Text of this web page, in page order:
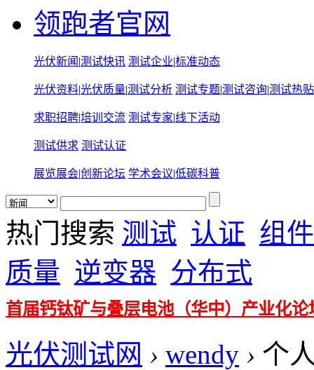
领跑者官网
光伏新闻 |测试快讯 测试企业|标准动态
光伏资料|光伏质量|测试分析 测试专题|测试咨询|测试热贴
求职招聘|培训交流 测试专家|线下活动
测试供求 测试认证
展览展会|创新论坛 学术会议|低碳科普
热门搜索 测试 认证 组件
质量 逆变器 分布式
首届钙钛矿与叠层电池（华中）产业化论
光伏测试网 › wendy › 个